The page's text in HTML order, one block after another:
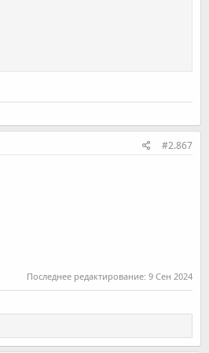
#2.867
Последнее редактирование: 9 Сен 2024